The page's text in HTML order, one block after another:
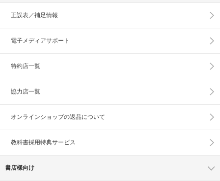
正誤表／補足情報
電子メディアサポート
特約店一覧
協力店一覧
オンラインショップの返品について
教科書採用特典サービス
書店様向け